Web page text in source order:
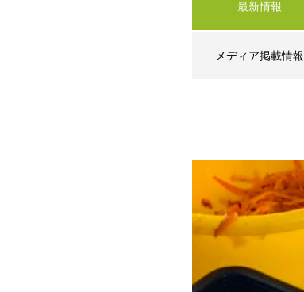
最新情報
メディア掲載情報